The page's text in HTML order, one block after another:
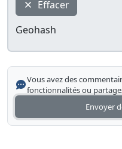
Effacer
Geohash
Vous avez des
fonctionnalités ou
Envoyer